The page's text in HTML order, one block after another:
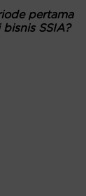
pertama
SSIA?